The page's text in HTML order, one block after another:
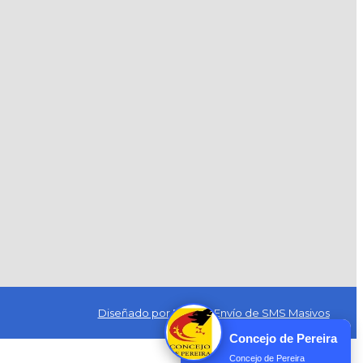
Diseñado por Exus™|Envío de SMS Masivos